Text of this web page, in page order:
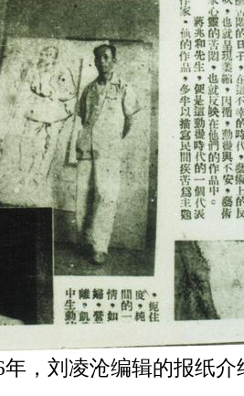
年，刘凌沧编辑的报纸介